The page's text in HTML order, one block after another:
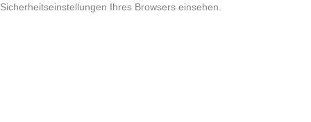
Sicherheitseinstellungen Ihres Browsers einsehen.